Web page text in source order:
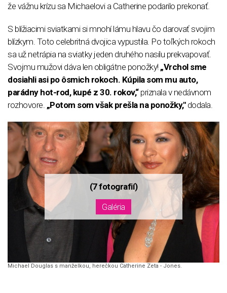
že vážnu krízu sa Michaelovi a Catherine podarilo prekonať.
S blížiacimi sviatkami si mnohí lámu hlavu čo darovať svojim
blízkym. Toto celebritná dvojica vypustila. Po toľkých rokoch
sa už netrápia na sviatky jeden druhého nasilu prekvapovať.
Svojmu mužovi dáva len obligátne ponožky! „Vrchol sme
dosiahli asi po ôsmich rokoch. Kúpila som mu auto,
parádny hot-rod, kupé z 30. rokov,“ priznala v nedávnom
rozhovore. „Potom som však prešla na ponožky,"dodala.
Michael Douglas s manželkou, herečkou Catherine Zeta - Jones.